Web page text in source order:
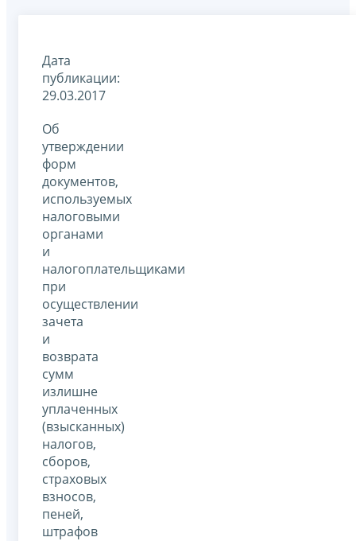
Дата
публикации:
29.03.2017
Об
утверждении
форм
документов,
используемых
налоговыми
органами
и
налогоплательщиками
при
осуществлении
зачета
и
возврата
сумм
излишне
уплаченных
(взысканных)
налогов,
сборов,
страховых
взносов,
пеней,
штрафов